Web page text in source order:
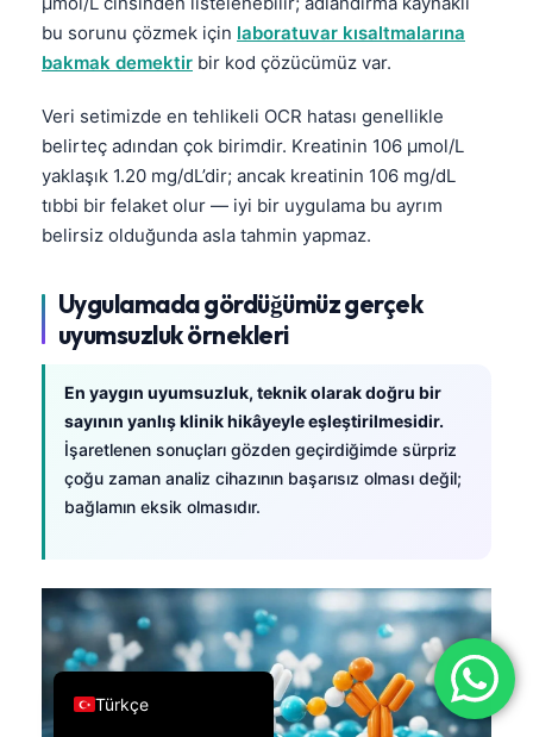
bu sorunu çözmek için laboratuvar kısaltmalarına
bakmak demektir bir kod çözücümüz var.
Veri setimizde en tehlikeli OCR hatası genellikle
belirteç adından çok birimdir. Kreatinin 106 µmol/L
yaklaşık 1.20 mg/dL’dir; ancak kreatinin 106 mg/dL
tıbbi bir felaket olur — iyi bir uygulama bu ayrım
belirsiz olduğunda asla tahmin yapmaz.
Uygulamada gördüğümüz gerçek
uyumsuzluk örnekleri
En yaygın uyumsuzluk, teknik olarak doğru bir
sayının yanlış klinik hikâyeyle eşleştirilmesidir.
İşaretlenen sonuçları gözden geçirdiğimde sürpriz
çoğu zaman analiz cihazının başarısız olması değil;
bağlamın eksik olmasıdır.
Türkçe
English
Deutsch
العربية
עִבְרִית
Español
Português
Ελληνικά
Română
فارسی
Български
Dansk
Nederlands
हिन्दी
Bahasa Indonesia